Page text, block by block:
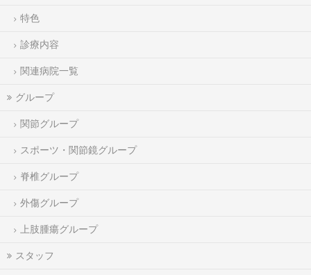
特色
診療内容
関連病院一覧
グループ
関節グループ
スポーツ・関節鏡グループ
脊椎グループ
外傷グループ
上肢腫瘍グループ
スタッフ